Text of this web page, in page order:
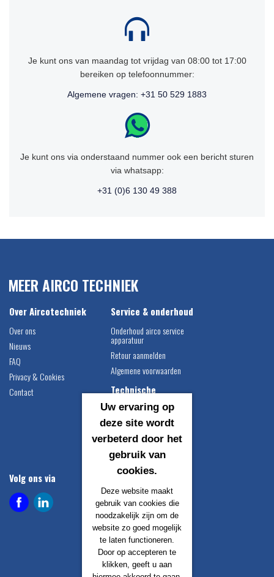
Je kunt ons van maandag tot vrijdag van 08:00 tot 17:00
bereiken op telefoonnummer:
Algemene vragen: +31 50 529 1883
Je kunt ons via onderstaand nummer ook een bericht sturen
via whatsapp:
+31 (0)6 130 49 388
MEER AIRCO TECHNIEK
Over Aircotechniek
Over ons
Nieuws
FAQ
Privacy & Cookies
Contact
Service & onderhoud
Onderhoud airco service
apparatuur
Retour aanmelden
Algemene voorwaarden
Technische
Airco vulgewichten
Compressor montage
instructie
Catalogus downloaden
Volg ons via Contact gegevens
Airco Techniek B.V.
Egersundweg 1
9723 JM Groningen
info@aircotechniek.nl
+31 50 529 1883
Uw ervaring op
deze site wordt
verbeterd door het
gebruik van
cookies.
Deze website maakt
gebruik van cookies die
noodzakelijk zijn om de
website zo goed mogelijk
te laten functioneren.
Door op accepteren te
klikken, geeft u aan